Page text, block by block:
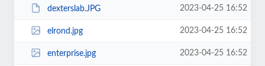
dexterslab.JPG 2023-04-25 16:52
elrond.jpg 2023-04-25 16:52
enterprise.jpg 2023-04-25 16:52